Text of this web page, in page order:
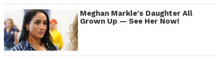
Meghan Markle's Daughter All
Grown Up — See Her Now!